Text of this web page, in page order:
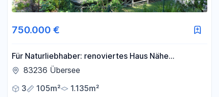
750.000 €
Für Naturliebhaber: renoviertes Haus Nähe
Chiemsee, fast Alleinlage + Bergblick
83236 Übersee
3
105m² 1.135m²